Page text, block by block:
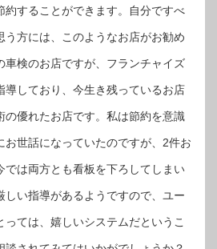
約することができます。自分ですべ
う方には、このようなお店がお勧め
車検のお店ですが、フランチャイズ
導しており、今生き残っているお店
の優れたお店です。私は節約を意識
お世話になっていたのですが、2件お
では両方とも看板を下ろしてしまい
しい指導があるようですので、ユー
ては、嬉しいシステムだというこ